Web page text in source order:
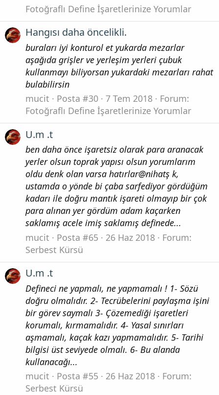
Fotoğraflı Define İşaretlerinize Yorumlar
Hangısı daha öncelikli.
buraları iyi konturol et yukarda mezarlar
aşağıda grişler ve yerleşim yerleri çubuk
kullanmayı biliyorsan yukardaki mezarları rahat
bulabilirsin
mucit
Posta #30 7 Tem 2018
Forum:
Fotoğraflı Define İşaretlerinize Yorumlar
U.m .t
ben daha önce işaretsiz olarak para aranacak
yerler olsun toprak yapısı olsun yorumlarım
oldu denk olan varsa hatırlar@nihatş k,
ustamda o yönde bi çaba sarfediyor gördüğüm
kadarı ile doğru mantık işareti olmayıp bir çok
para alınan yer gördüm adam kaçarken
saklamış acele imiş saklamış definede...
mucit
Posta #65 26 Haz 2018
Forum:
Serbest Kürsü
U.m .t
Defineci ne yapmalı, ne yapmamalı ! 1- Sözü
doğru olmalıdır. 2- Tecrübelerini paylaşma işini
bir görev saymalı 3- Çözemediği işaretleri
korumalı, kırmamalıdır. 4- Yasal sınırları
aşmamalı, kaçak kazı yapmamalıdır. 5- Tarihi
bilgisi üst seviyede olmalı. 6- Bu alanda
kullanacağı...
mucit
Posta #55 26 Haz 2018
Forum:
Serbest Kürsü